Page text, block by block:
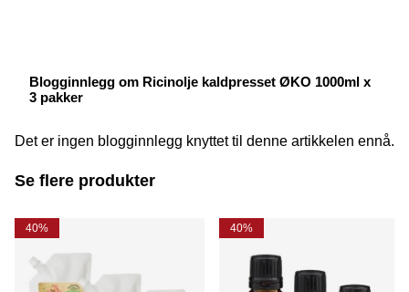
Blogginnlegg om Ricinolje kaldpresset ØKO 1000ml x
3 pakker
Det er ingen blogginnlegg knyttet til denne artikkelen ennå.
Se flere produkter
40% 40%